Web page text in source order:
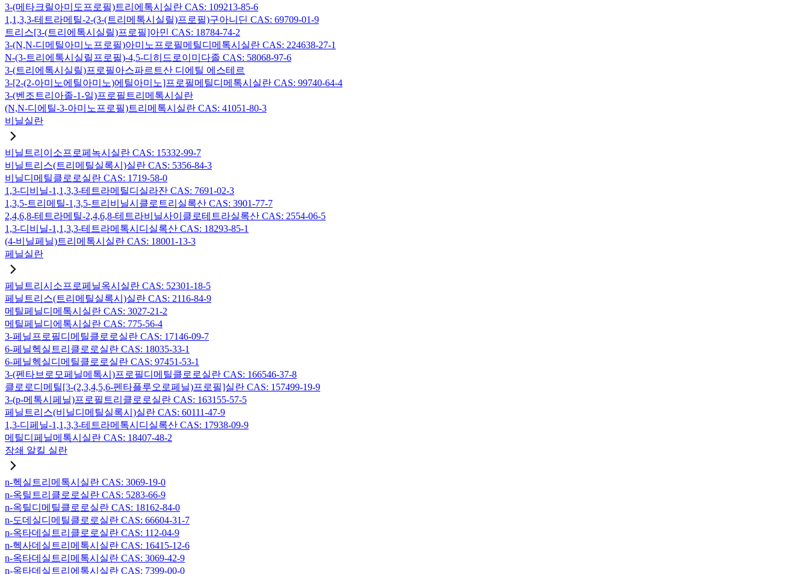
3-(메타크릴아미도프로필)트리에톡시실란 CAS: 109213-85-6
1,1,3,3-테트라메틸-2-(3-(트리메톡시실릴)프로필)구아니딘 CAS: 69709-01-9
트리스[3-(트리에톡시실릴)프로필]아민 CAS: 18784-74-2
3-(N,N-디메틸아미노프로필)아미노프로필메틸디메톡시실란 CAS: 224638-27-1
N-(3-트리에톡시실릴프로필)-4,5-디히드로이미다졸 CAS: 58068-97-6
3-(트리에톡시실릴)프로필아스파르트산 디에틸 에스테르
3-[2-(2-아미노에틸아미노)에틸아미노]프로필메틸디메톡시실란 CAS: 99740-64-4
3-(벤조트리아졸-1-일)프로필트리메톡시실란
(N,N-디에틸-3-아미노프로필)트리메톡시실란 CAS: 41051-80-3
비닐실란
비닐트리이소프로페녹시실란 CAS: 15332-99-7
비닐트리스(트리메틸실록시)실란 CAS: 5356-84-3
비닐디메틸클로로실란 CAS: 1719-58-0
1,3-디비닐-1,1,3,3-테트라메틸디실라잔 CAS: 7691-02-3
1,3,5-트리메틸-1,3,5-트리비닐시클로트리실록산 CAS: 3901-77-7
2,4,6,8-테트라메틸-2,4,6,8-테트라비닐사이클로테트라실록산 CAS: 2554-06-5
1,3-디비닐-1,1,3,3-테트라메톡시디실록산 CAS: 18293-85-1
(4-비닐페닐)트리메톡시실란 CAS: 18001-13-3
페닐실란
페닐트리시소프로페닐옥시실란 CAS: 52301-18-5
페닐트리스(트리메틸실록시)실란 CAS: 2116-84-9
메틸페닐디메톡시실란 CAS: 3027-21-2
메틸페닐디에톡시실란 CAS: 775-56-4
3-페닐프로필디메틸클로로실란 CAS: 17146-09-7
6-페닐헥실트리클로로실란 CAS: 18035-33-1
6-페닐헥실디메틸클로로실란 CAS: 97451-53-1
3-(펜타브로모페닐메톡시)프로필디메틸클로로실란 CAS: 166546-37-8
클로로디메틸[3-(2,3,4,5,6-펜타플루오로페닐)프로필]실란 CAS: 157499-19-9
3-(p-메톡시페닐)프로필트리클로로실란 CAS: 163155-57-5
페닐트리스(비닐디메틸실록시)실란 CAS: 60111-47-9
1,3-디페닐-1,1,3,3-테트라메톡시디실록산 CAS: 17938-09-9
메틸디페닐메톡시실란 CAS: 18407-48-2
장쇄 알킬 실란
n-헥실트리메톡시실란 CAS: 3069-19-0
n-옥틸트리클로로실란 CAS: 5283-66-9
n-옥틸디메틸클로로실란 CAS: 18162-84-0
n-도데실디메틸클로로실란 CAS: 66604-31-7
n-옥타데실트리클로로실란 CAS: 112-04-9
n-헥사데실트리메톡시실란 CAS: 16415-12-6
n-옥타데실트리메톡시실란 CAS: 3069-42-9
n-옥타데실트리에톡시실란 CAS: 7399-00-0